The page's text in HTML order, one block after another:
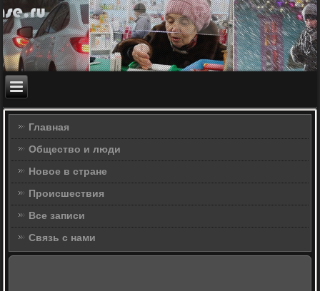
Главная
Общество и люди
Новое в стране
Происшествия
Все записи
Связь с нами